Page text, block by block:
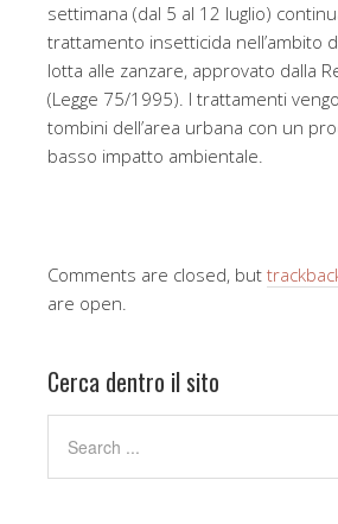
settimana (dal 5 al 12 luglio)
trattamento insetticida nell’ambito
lotta alle zanzare, approvato dalla
(Legge 75/1995). I trattamenti
tombini dell’area urbana con un
basso impatto ambientale.
Comments are closed, but
are open.
Cerca dentro il sito